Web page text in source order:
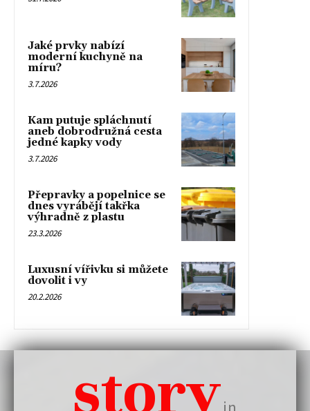
Jaké prvky nabízí
moderní kuchyně na
míru?
3.7.2026
Kam putuje spláchnutí
aneb dobrodružná cesta
jedné kapky vody
3.7.2026
Přepravky a popelnice se
dnes vyrábějí takřka
výhradně z plastu
23.3.2026
Luxusní vířivku si můžete
dovolit i vy
20.2.2026
story